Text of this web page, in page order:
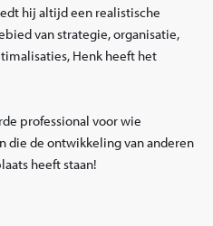
hij altijd een realistische
van strategie, organisatie,
Henk heeft het
professional voor wie
die de ontwikkeling van anderen
heeft staan!